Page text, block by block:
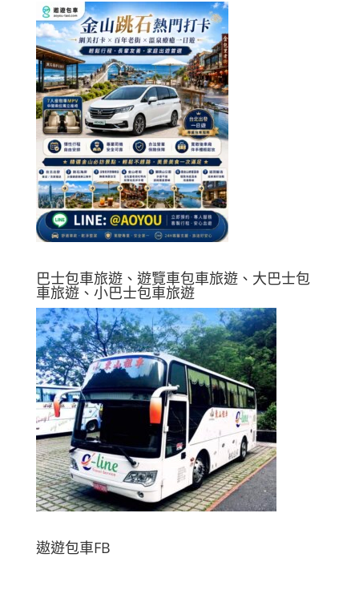
巴士包車旅遊、遊覽車包車旅遊、大巴士包
車旅遊、小巴士包車旅遊
遨遊包車FB